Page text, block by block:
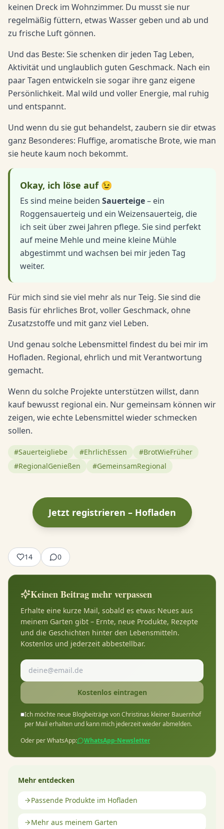
keinen Dreck im Wohnzimmer. Du musst sie nur
regelmäßig füttern, etwas Wasser geben und ab und
zu frische Luft gönnen.
Und das Beste: Sie schenken dir jeden Tag Leben,
Aktivität und unglaublich guten Geschmack. Nach ein
paar Tagen entwickeln sie sogar ihre ganz eigene
Persönlichkeit. Mal wild und voller Energie, mal ruhig
und entspannt.
Und wenn du sie gut behandelst, zaubern sie dir etwas
ganz Besonderes: Fluffige, aromatische Brote, wie man
sie heute kaum noch bekommt.
Okay, ich löse auf 😉
Es sind meine beiden Sauerteige– ein
Roggensauerteig und ein Weizensauerteig, die
ich seit über zwei Jahren pflege. Sie sind perfekt
auf meine Mehle und meine kleine Mühle
abgestimmt und wachsen bei mir jeden Tag
weiter.
Für mich sind sie viel mehr als nur Teig. Sie sind die
Basis für ehrliches Brot, voller Geschmack, ohne
Zusatzstoffe und mit ganz viel Leben.
Und genau solche Lebensmittel findest du bei mir im
Hofladen. Regional, ehrlich und mit Verantwortung
gemacht.
Wenn du solche Projekte unterstützen willst, dann
kauf bewusst regional ein. Nur gemeinsam können wir
zeigen, wie echte Lebensmittel wieder schmecken
sollen.
#Sauerteigliebe #EhrlichEssen
#BrotWieFrüher
#RegionalGenießen
#GemeinsamRegional
Jetzt registrieren – Hofladen
14 0
Keinen Beitrag mehr verpassen
Erhalte eine kurze Mail, sobald es etwas Neues aus
meinem Garten gibt – Ernte, neue Produkte, Rezepte
und die Geschichten hinter den Lebensmitteln.
Kostenlos und jederzeit abbestellbar.
Kostenlos eintragen
Ich möchte neue Blogbeiträge von Christinas kleiner Bauernhof
per Mail erhalten und kann mich jederzeit wieder abmelden.
Oder per WhatsApp:
WhatsApp-Newsletter
Mehr entdecken
Passende Produkte im Hofladen
Mehr aus meinem Garten